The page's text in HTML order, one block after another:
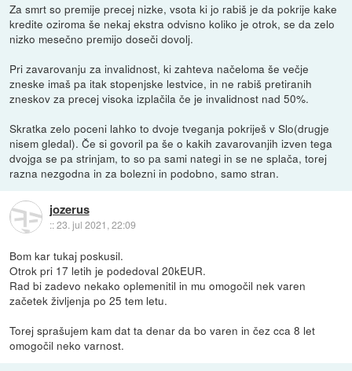
Za smrt so premije precej nizke, vsota ki jo rabiš je da pokrije kake
kredite oziroma še nekaj ekstra odvisno koliko je otrok, se da zelo
nizko mesečno premijo doseči dovolj.
Pri zavarovanju za invalidnost, ki zahteva načeloma še večje
zneske imaš pa itak stopenjske lestvice, in ne rabiš pretiranih
zneskov za precej visoka izplačila če je invalidnost nad 50%.
Skratka zelo poceni lahko to dvoje tveganja pokriješ v Slo(drugje
nisem gledal). Če si govoril pa še o kakih zavarovanjih izven tega
dvojga se pa strinjam, to so pa sami nategi in se ne splača, torej
razna nezgodna in za bolezni in podobno, samo stran.
jozerus
::23. jul 2021, 22:09
Bom kar tukaj poskusil.
Otrok pri 17 letih je podedoval 20kEUR.
Rad bi zadevo nekako oplemenitil in mu omogočil nek varen
začetek življenja po 25 tem letu.
Torej sprašujem kam dat ta denar da bo varen in čez cca 8 let
omogočil neko varnost.